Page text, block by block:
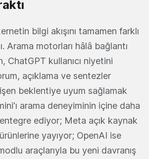
bilgi akışını tamamen farklı
Arama motorları hâlâ bağlantı
ChatGPT kullanıcı niyetini
açıklama ve sentezler
beklentiye uyum sağlamak
arama deneyiminin içine daha
ediyor; Meta açık kaynak
yayıyor; OpenAI ise
araçlarıyla bu yeni davranış